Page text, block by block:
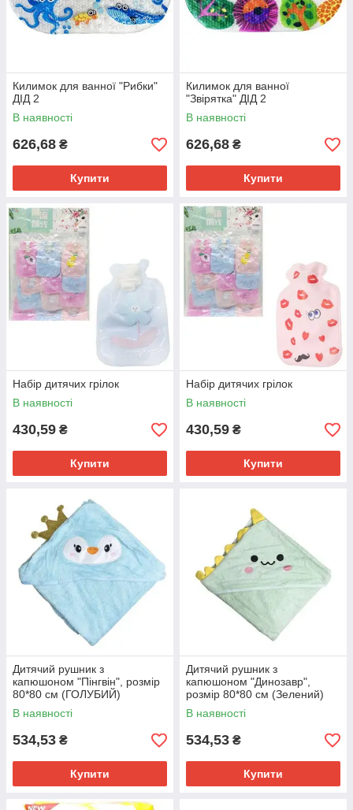
Килимок для ванної "Рибки"
ДІД 2
В наявності
626,68 ₴
Купити
Килимок для ванної
"Звірятка" ДІД 2
В наявності
626,68 ₴
Купити
Набір дитячих грілок
В наявності
430,59 ₴
Купити
Набір дитячих грілок
В наявності
430,59 ₴
Купити
Дитячий рушник з
капюшоном "Пінгвін", розмір
80*80 см (ГОЛУБИЙ)
В наявності
534,53 ₴
Купити
Дитячий рушник з
капюшоном "Динозавр",
розмір 80*80 см (Зелений)
В наявності
534,53 ₴
Купити